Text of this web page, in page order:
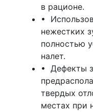
в рационе.
•
нежестких
полностью
налет.
• Дефекты
твердых
местах при